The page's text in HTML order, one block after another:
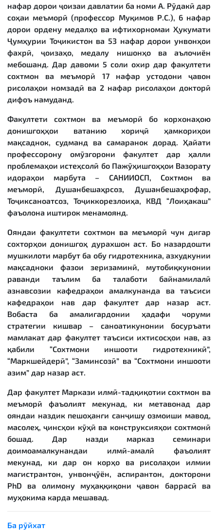
нафар дорои ҷоизаи давлатии ба номи А. Рӯдакӣ дар
соҳаи меъморӣ (профессор Муқимов Р.С.), 6 нафар
дорои ордену медалҳо ва ифтихорномаи Ҳукумати
Ҷумҳурии Тоҷикистон ва 53 нафар дорои унвонҳои
фахрӣ, ҷоизаҳо, медалу нишонҳо ва аълочиён
мебошанд. Дар давоми 5 соли охир дар факултети
сохтмон ва меъморӣ 17 нафар устодони ҷавон
рисолаҳои номзадӣ ва 2 нафар рисолаҳои докторӣ
дифоъ намуданд.
Факултети сохтмон ва меъморӣ бо корхонаҳою
донишгоҳҳои ватанию хориҷӣ ҳамкориҳои
мақсаднок, судманд ва самаранок дорад. Ҳайати
профессорону омӯзгорони факултет дар ҳалли
проблемаҳои истеҳсолӣ бо Пажӯҳишгоҳҳои Вазорату
идораҳои марбута – САНИИОСП, Сохтмон ва
меъморӣ, Душанбешаҳрсоз, Душанбешаҳрофар,
Тоҷиксаноатсоз, Тоҷиккорезлоиҳа, КВД “Лоиҳакаш”
фаъолона иштирок менамоянд.
Ояндаи факултети сохтмон ва меъморӣ чун дигар
сохторҳои донишгоҳ дурахшон аст. Бо назардошти
мушкилоти марбут ба обу гидротехника, азхудкунии
мақсадноки фазои зеризаминӣ, мутобиқкунонии
раванди таълим ба талаботи байнамилалӣ
азнавсозии кафедраҳои амалкунанда ва таъсиси
кафедраҳои нав дар факултет дар назар аст.
Вобаста ба амалигардонии ҳадафи чоруми
стратегии кишвар – саноатикунонии босуръати
мамлакат дар факултет таъсиси ихтисосҳои нав, аз
қабили “Сохтмони иншооти гидротехникӣ”,
“Маркшейдерӣ”, “Заминсозӣ” ва “Сохтмони иншооти
азим” дар назар аст.
Дар факултет Маркази илмӣ-тадқиқотии сохтмон ва
меъморӣ фаъолият мекунад, ки метавонад дар
ояндаи наздик пешоҳанги санҷишу озмоиши мавод,
масолеҳ, ҷинсҳои кӯҳӣ ва конструксияҳои сохтмонӣ
бошад. Дар назди марказ семинари
доимоамалкунандаи илмӣ-амалӣ фаъолият
мекунад, ки дар он корҳо ва рисолаҳои илмии
магистрантон, унвонҷӯён, аспирантон, докторони
PhD ва олимону муҳаққиқони ҷавон баррасӣ ва
муҳокима карда мешавад.
Ба рӯйхат